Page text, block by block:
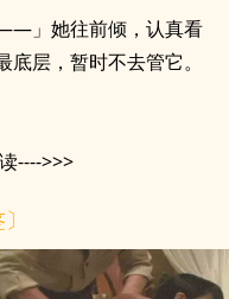
」她往前倾，认真看
层，暂时不去管它。
---->>>